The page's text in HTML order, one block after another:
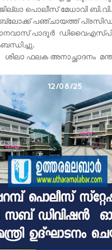
പൊലീസ് മേധാവി ബി.വി.
പഞ്ചായത്ത്
പാദൂർ ഡിവൈഎസ്പി
ഫലക അനാച്ഛാദനം